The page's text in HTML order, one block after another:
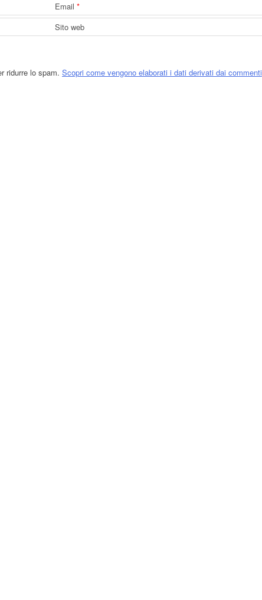
Email*
Sito web
ridurre lo spam. Scopri come vengono elaborati i dati derivati dai commenti